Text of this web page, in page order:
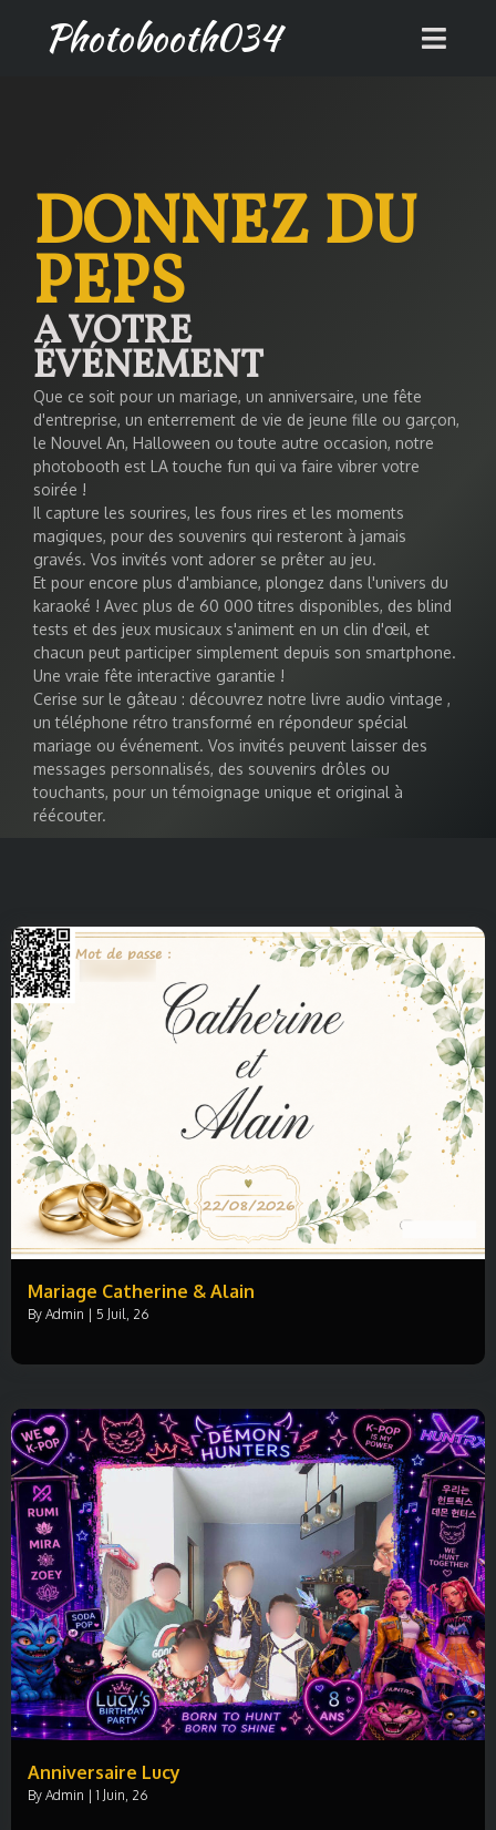
Photobooth034
DONNEZ DU
PEPS
A VOTRE
ÉVÉNEMENT
Que ce soit pour un mariage, un anniversaire, une fête
d'entreprise, un enterrement de vie de jeune fille ou garçon,
le Nouvel An, Halloween ou toute autre occasion, notre
photobooth est LA touche fun qui va faire vibrer votre
soirée !
Il capture les sourires, les fous rires et les moments
magiques, pour des souvenirs qui resteront à jamais
gravés. Vos invités vont adorer se prêter au jeu.
Et pour encore plus d'ambiance, plongez dans l'univers du
karaoké ! Avec plus de 60 000 titres disponibles, des blind
tests et des jeux musicaux s'animent en un clin d'œil, et
chacun peut participer simplement depuis son smartphone.
Une vraie fête interactive garantie !
Cerise sur le gâteau : découvrez notre livre audio vintage ,
un téléphone rétro transformé en répondeur spécial
mariage ou événement. Vos invités peuvent laisser des
messages personnalisés, des souvenirs drôles ou
touchants, pour un témoignage unique et original à
réécouter.
Mariage Catherine & Alain
By Admin | 5 Juil, 26
Anniversaire Lucy
By Admin | 1 Juin, 26